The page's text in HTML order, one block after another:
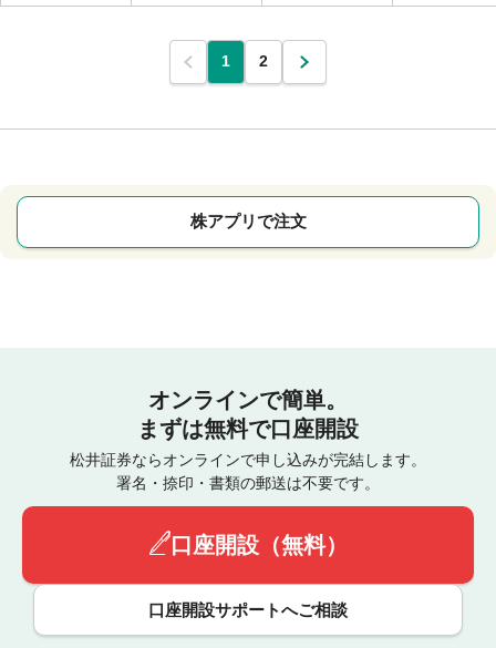
1 2
株アプリで注文
オンラインで簡単。
まずは無料で口座開設
松井証券ならオンラインで申し込みが完結します。
署名・捺印・書類の郵送は不要です。
口座開設（無料）
口座開設サポートへご相談